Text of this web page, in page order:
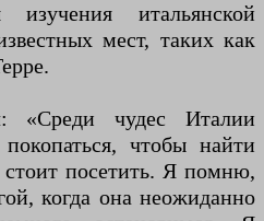
итальянской
мест, таких как
«Среди чудес Италии
чтобы найти
посетить. Я помню,
когда она неожиданно